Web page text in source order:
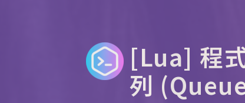
[Lua] 程
列